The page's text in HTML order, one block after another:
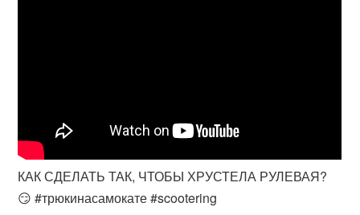
КАК СДЕЛАТЬ ТАК, ЧТОБЫ ХРУСТЕЛА РУЛЕВАЯ?
😏 #трюкинасамокате #scootering